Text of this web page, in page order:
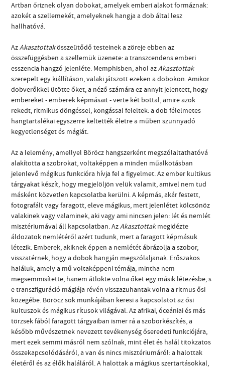
Artban őriznek olyan dobokat, amelyek emberi alakot formáznak:
azokét a szellemekét, amelyeknek hangja a dob által lesz
hallhatóvá.
AzAkasztottakösszeütődő testeinek a zöreje ebben az
összefüggésben a szellemük üzenete: a transzcendens emberi
esszencia hangzó jelenléte. Memphisben, ahol azAkasztottak
szerepelt egy kiállításon, valaki játszott ezeken a dobokon. Amikor
dobverőkkel ütötte őket, a néző számára ez annyit jelentett, hogy
embereket - emberek képmásait - verte két bottal, amire azok
rekedt, ritmikus döngéssel, kongással feleltek: a dob félelmetes
hangtartalékai egyszerre keltették életre a műben szunnyadó
kegyetlenséget és mágiát.
Az a lelemény, amellyel Böröcz hangszerként megszólaltathatóvá
alakította a szobrokat, voltaképpen a minden műalkotásban
jelenlevő mágikus funkcióra hívja fel a figyelmet. Az ember kultikus
tárgyakat készít, hogy megjelöljön velük valamit, amivel nem tud
másként közvetlen kapcsolatba kerülni. A képmás, akár festett,
fotografált vagy faragott, eleve mágikus, mert jelenlétet kölcsönöz
valakinek vagy valaminek, aki vagy ami nincsen jelen: lét és nemlét
misztériumával áll kapcsolatban. AzAkasztottakmegidézte
áldozatok nemlétéről azért tudunk, mert a faragott képmásuk
létezik. Emberek, akiknek éppen a nemlétét ábrázolja a szobor,
visszatérnek, hogy a dobok hangján megszólaljanak. Erőszakos
haláluk, amely a mű voltaképpeni témája, mintha nem
megsemmisítette, hanem átlökte volna őket egy másik létezésbe, s
e transzfiguráció mágiája révén visszazuhantak volna a ritmus ősi
közegébe. Böröcz sok munkájában keresi a kapcsolatot az ősi
kultuszok és mágikus rítusok világával. Az afrikai, óceániai és más
törzsek fából faragott tárgyaiban ismer rá a szoborkészítés, a
később művészetnek nevezett tevékenység őseredeti funkciójára,
mert ezek semmi másról nem szólnak, mint élet és halál titokzatos
összekapcsolódásáról, a van és nincs misztériumáról: a halottak
életéről és az élők haláláról. A halottak a mágikus szertartásokkal,